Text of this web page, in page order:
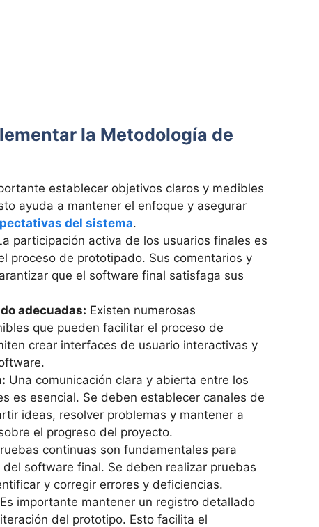
la Metodología de
establecer objetivos claros y medibles
ayuda a mantener el enfoque y asegurar
del sistema.
participación activa de los usuarios finales es
proceso de prototipado. Sus comentarios y
que el software final satisfaga sus
adecuadas: Existen numerosas
que pueden facilitar el proceso de
crear interfaces de usuario interactivas y
Una comunicación clara y abierta entre los
es esencial. Se deben establecer canales de
ideas, resolver problemas y mantener a
el progreso del proyecto.
continuas son fundamentales para
software final. Se deben realizar pruebas
y corregir errores y deficiencias.
Es importante mantener un registro detallado
del prototipo. Esto facilita el